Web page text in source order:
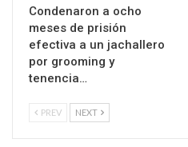
Condenaron a ocho
meses de prisión
efectiva a un jachallero
por grooming y
tenencia…
PREV NEXT